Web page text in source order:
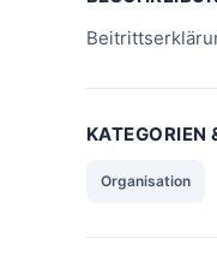
KATEGORIEN
Organisation